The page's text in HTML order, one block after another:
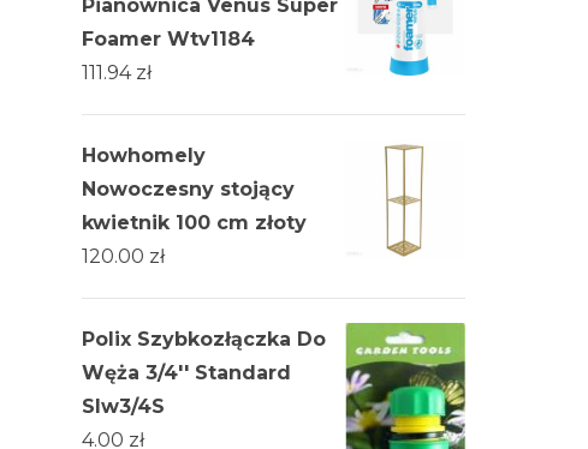
Pianownica Venus Super
Foamer Wtv1184
111.94 zł
Howhomely
Nowoczesny stojący
kwietnik 100 cm złoty
120.00 zł
Polix Szybkozłączka Do
Węża 3/4'' Standard
Slw3/4S
4.00 zł